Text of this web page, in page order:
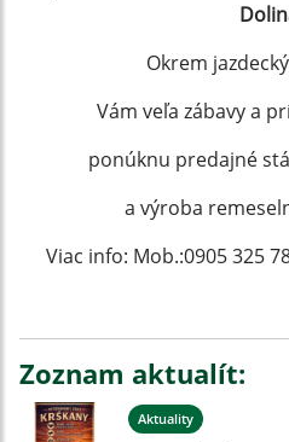
Okrem
Vám veľa zábavy a
ponúknu predajné
a výroba
Viac info: Mob.:0905 325
Zoznam aktualít:
Aktuality